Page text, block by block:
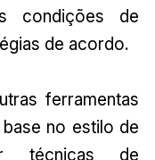
condições de
de acordo.
ferramentas
no estilo de
técnicas de